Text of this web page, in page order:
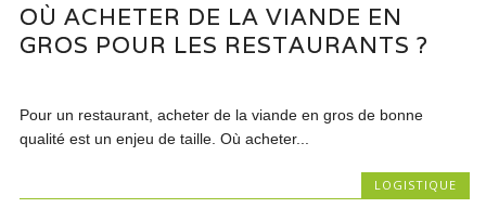
OÙ ACHETER DE LA VIANDE EN
GROS POUR LES RESTAURANTS ?
Pour un restaurant, acheter de la viande en gros de bonne
qualité est un enjeu de taille. Où acheter...
LOGISTIQUE